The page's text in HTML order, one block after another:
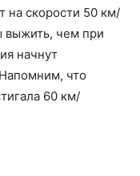
на скорости 50 км/
выжить, чем при
начнут
Напомним, что
60 км/